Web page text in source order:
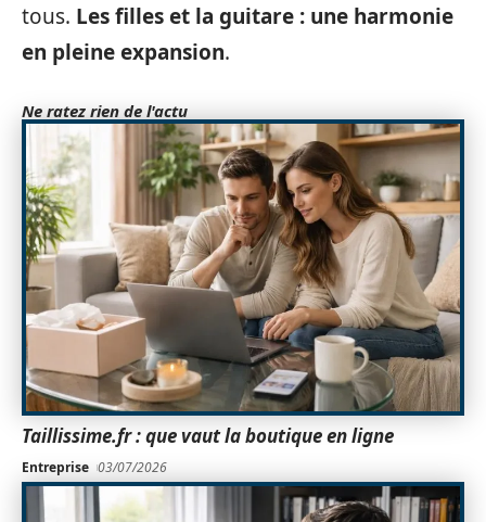
tous. Les filles et la guitare : une harmonie
en pleine expansion.
Ne ratez rien de l'actu
Taillissime.fr : que vaut la boutique en ligne
Entreprise 03/07/2026